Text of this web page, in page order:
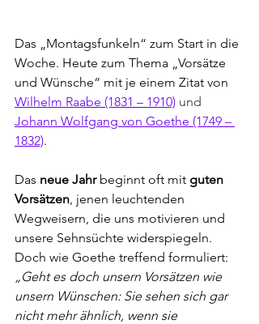
Das „Montagsfunkeln“ zum Start in die
Woche. Heute zum Thema „Vorsätze
und Wünsche“ mit je einem Zitat von
Wilhelm Raabe (1831 – 1910) und
Johann Wolfgang von Goethe (1749 –
1832).
Das neue Jahr beginnt oft mit guten
Vorsätzen, jenen leuchtenden
Wegweisern, die uns motivieren und
unsere Sehnsüchte widerspiegeln.
Doch wie Goethe treffend formuliert:
„Geht es doch unsern Vorsätzen wie
unsern Wünschen: Sie sehen sich gar
nicht mehr ähnlich, wenn sie